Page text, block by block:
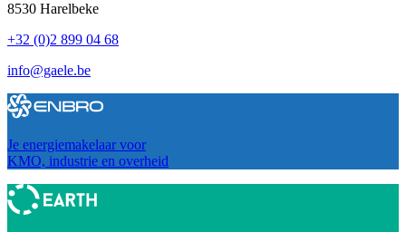
8530 Harelbeke
+32 (0)2 899 04 68
info@gaele.be
Je energiemakelaar voor
KMO, industrie en overheid